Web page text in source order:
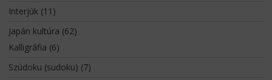
Interjúk(11)
Japán kultúra (62)
Kalligráfia (6)
Szúdoku (sudoku) (7)